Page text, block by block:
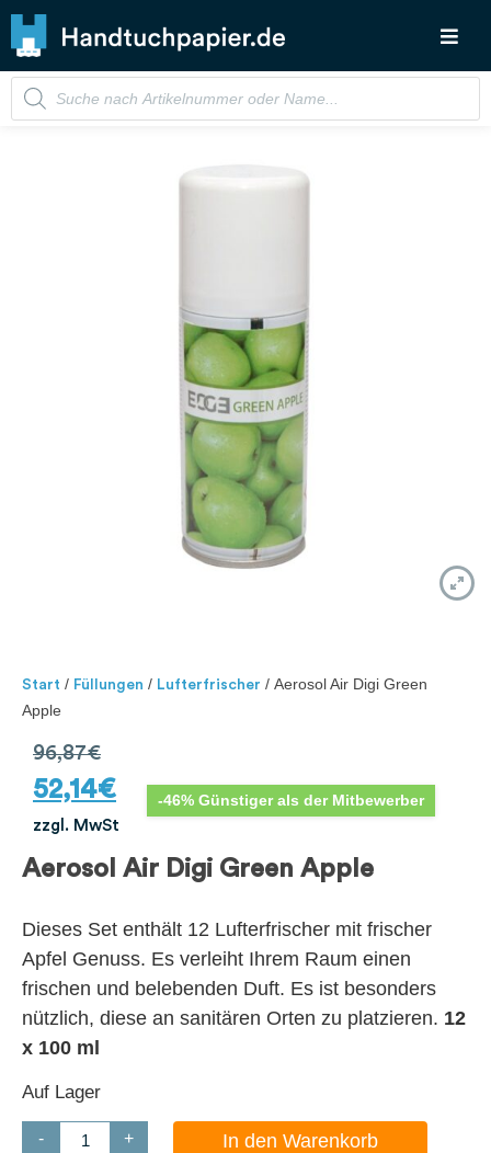
Start / Füllungen / Lufterfrischer / Aerosol Air Digi Green
Apple
96,87€
52,14€
zzgl. MwSt
-46% Günstiger als der Mitbewerber
Aerosol Air Digi Green Apple
Dieses Set enthält 12 Lufterfrischer mit frischer
Apfel Genuss. Es verleiht Ihrem Raum einen
frischen und belebenden Duft. Es ist besonders
nützlich, diese an sanitären Orten zu platzieren. 12
x 100 ml
Auf Lager
- + In den Warenkorb